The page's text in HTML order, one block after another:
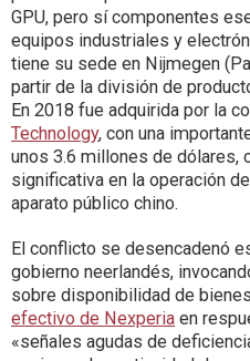
GPU, pero sí componentes
equipos industriales y
tiene su sede en Nijmegen
partir de la división de
En 2018 fue adquirida por la
Technology, con una
unos 3.6 millones de dólares,
significativa en la operación
aparato público chino.
El conflicto se desencadenó
gobierno neerlandés,
sobre disponibilidad de
efectivo de Nexperia en
«señales agudas de